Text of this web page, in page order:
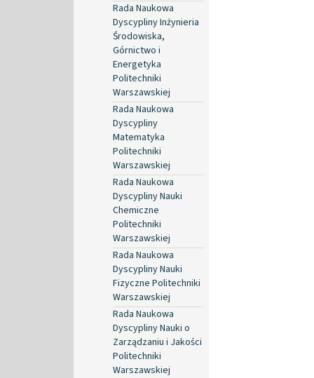
Rada Naukowa
Dyscypliny Inżynieria
Środowiska,
Górnictwo i
Energetyka
Politechniki
Warszawskiej
Rada Naukowa
Dyscypliny
Matematyka
Politechniki
Warszawskiej
Rada Naukowa
Dyscypliny Nauki
Chemiczne
Politechniki
Warszawskiej
Rada Naukowa
Dyscypliny Nauki
Fizyczne Politechniki
Warszawskiej
Rada Naukowa
Dyscypliny Nauki o
Zarządzaniu i Jakości
Politechniki
Warszawskiej